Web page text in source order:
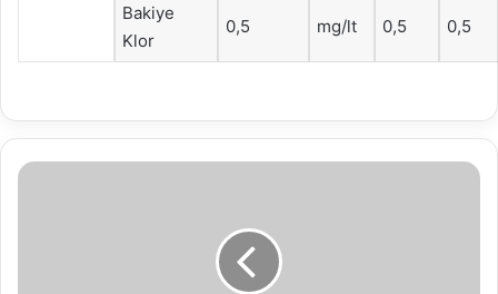
Bakiye
Klor
0,5 mg/lt 0,5 0,5
TÜM